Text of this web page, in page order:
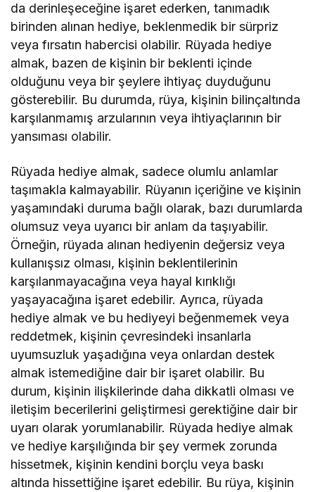
da derinleşeceğine işaret ederken, tanımadık
birinden alınan hediye, beklenmedik bir sürpriz
veya fırsatın habercisi olabilir. Rüyada hediye
almak, bazen de kişinin bir beklenti içinde
olduğunu veya bir şeylere ihtiyaç duyduğunu
gösterebilir. Bu durumda, rüya, kişinin bilinçaltında
karşılanmamış arzularının veya ihtiyaçlarının bir
yansıması olabilir.
Rüyada hediye almak, sadece olumlu anlamlar
taşımakla kalmayabilir. Rüyanın içeriğine ve kişinin
yaşamındaki duruma bağlı olarak, bazı durumlarda
olumsuz veya uyarıcı bir anlam da taşıyabilir.
Örneğin, rüyada alınan hediyenin değersiz veya
kullanışsız olması, kişinin beklentilerinin
karşılanmayacağına veya hayal kırıklığı
yaşayacağına işaret edebilir. Ayrıca, rüyada
hediye almak ve bu hediyeyi beğenmemek veya
reddetmek, kişinin çevresindeki insanlarla
uyumsuzluk yaşadığına veya onlardan destek
almak istemediğine dair bir işaret olabilir. Bu
durum, kişinin ilişkilerinde daha dikkatli olması ve
iletişim becerilerini geliştirmesi gerektiğine dair bir
uyarı olarak yorumlanabilir. Rüyada hediye almak
ve hediye karşılığında bir şey vermek zorunda
hissetmek, kişinin kendini borçlu veya baskı
altında hissettiğine işaret edebilir. Bu rüya, kişinin